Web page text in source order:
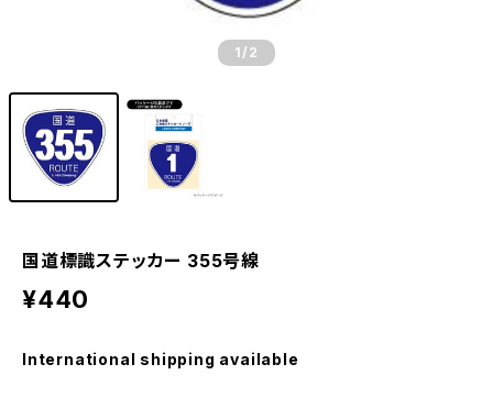
1 /2
国道標識ステッカー 355号線
¥440
International shipping available